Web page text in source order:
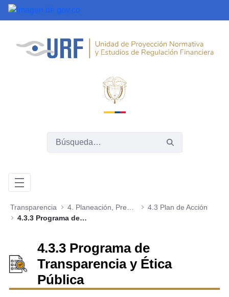
Saltar al contenido principal
Transparencia
4.3 Plan de Acción
4.3.3 Programa de Transparencia y Ética Pública
4.3.3 Programa de
Transparencia y Ética
Pública